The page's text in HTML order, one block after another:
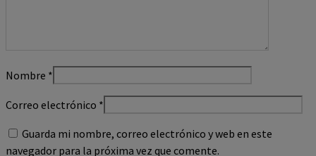
Nombre *
Correo electrónico *
Guarda mi nombre, correo electrónico y web en este
navegador para la próxima vez que comente.